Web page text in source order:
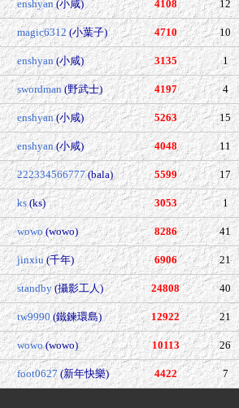
enshyan (小咸) 4108 12
magic6312 (小葉子) 4710 10
enshyan (小咸) 3135 1
swordman (野武士) 4197 4
enshyan (小咸) 5263 15
enshyan (小咸) 4048 11
222334566777 (bala) 5599 17
ks (ks) 3053 1
wowo (wowo) 8286 41
jinxiu (千年) 6906 21
standby (攝影工人) 24808 40
tw9990 (鐵鍊環島) 12922 21
wowo (wowo) 10113 26
foot0627 (新年快樂) 4422 7